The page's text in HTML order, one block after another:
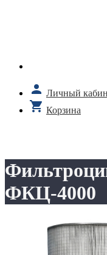
Личный
Корзина
ФКЦ-4000